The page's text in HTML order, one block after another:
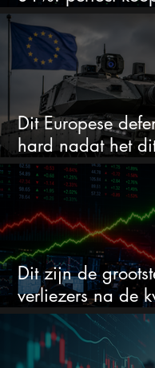
voor
Dit Europese
hard nadat het
daalde: mooie
Dit zijn de
verliezers na de
(2 springen eruit)